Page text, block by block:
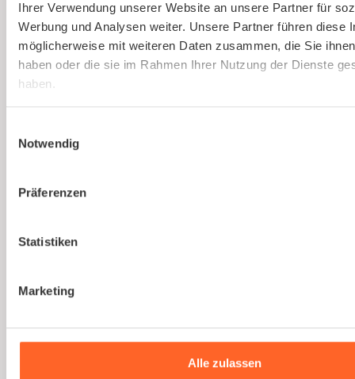
Ihrer Verwendung unserer Website an unsere Partner für
Werbung und Analysen weiter. Unsere Partner führen diese
möglicherweise mit weiteren Daten zusammen, die Sie
haben oder die sie im Rahmen Ihrer Nutzung der Dienste
haben.
Notwendig
Präferenzen
Statistiken
Marketing
Alle zulassen
Durchführung erfassen.
Gesetzlich vorgeschriebene
Gefährdungsbeurteilung einfach erstellen
lassen.
kaer
ist?